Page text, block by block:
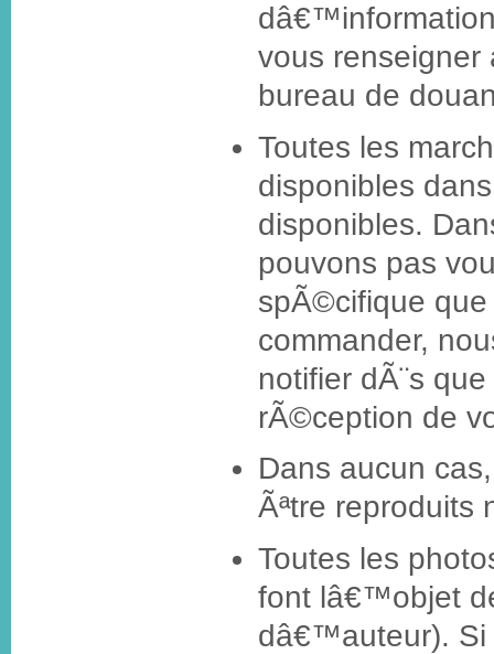
vous renseigner
bureau de
Toutes les
disponibles
disponibles.
pouvons pas
spÃ©cifique
commander,
notifier dÃ¨s
rÃ©ception de
Dans aucun
Ãªtre reproduits
Toutes les
font lâ€™objet
dâ€™auteur).